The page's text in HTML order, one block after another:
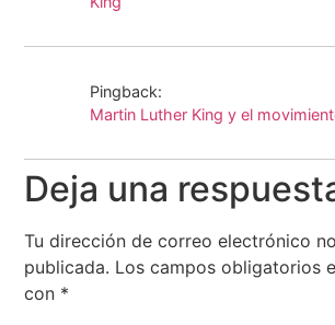
Pingback:
Martin Luther King y el
Deja una
Tu dirección de correo electrónico
publicada. Los campos obligatorios
con *